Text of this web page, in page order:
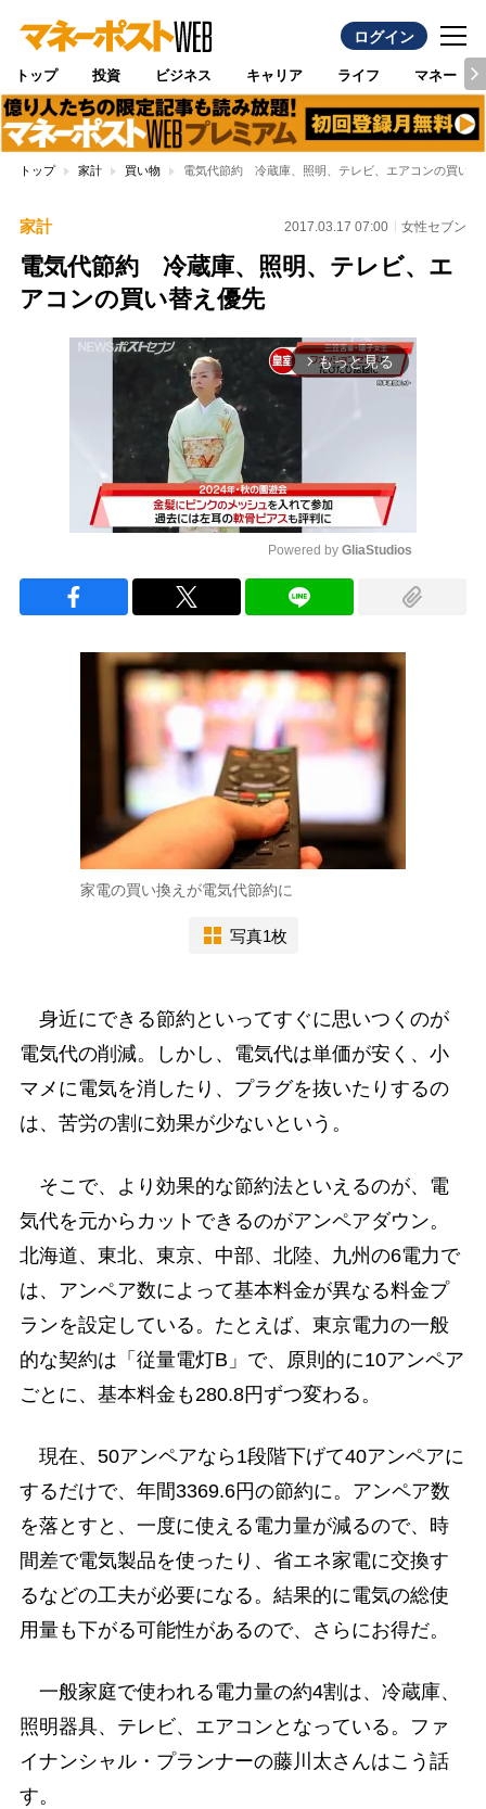
ログイン
トップ 投資 ビジネス キャリア ライフ マネー
トップ 家計 買い物 電気代節約 冷蔵庫、照明、テレビ、エアコンの買い替
家計 2017.03.17 07:00 女性セブン
電気代節約 冷蔵庫、照明、テレビ、エ
アコンの買い替え優先
arrow_forward_ios もっと見る
Powered by GliaStudios
家電の買い換えが電気代節約に
写真1枚
身近にできる節約といってすぐに思いつくのが
電気代の削減。しかし、電気代は単価が安く、小
マメに電気を消したり、プラグを抜いたりするの
は、苦労の割に効果が少ないという。
そこで、より効果的な節約法といえるのが、電
気代を元からカットできるのがアンペアダウン。
北海道、東北、東京、中部、北陸、九州の6電力で
は、アンペア数によって基本料金が異なる料金プ
ランを設定している。たとえば、東京電力の一般
的な契約は「従量電灯B」で、原則的に10アンペア
ごとに、基本料金も280.8円ずつ変わる。
現在、50アンペアなら1段階下げて40アンペアに
するだけで、年間3369.6円の節約に。アンペア数
を落とすと、一度に使える電力量が減るので、時
間差で電気製品を使ったり、省エネ家電に交換す
るなどの工夫が必要になる。結果的に電気の総使
用量も下がる可能性があるので、さらにお得だ。
一般家庭で使われる電力量の約4割は、冷蔵庫、
照明器具、テレビ、エアコンとなっている。ファ
イナンシャル・プランナーの藤川太さんはこう話
す。